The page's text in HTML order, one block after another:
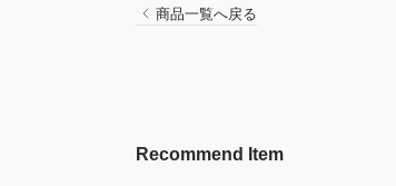
商品一覧へ戻る
Recommend Item